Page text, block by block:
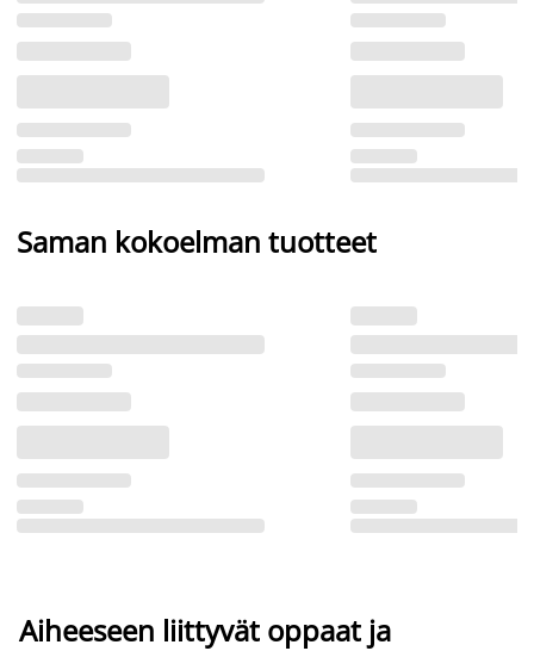
Saman kokoelman tuotteet
Aiheeseen liittyvät oppaat ja